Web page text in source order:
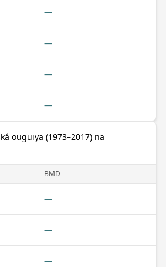
—
—
—
—
ouguiya (1973–2017) na
BMD
—
—
—